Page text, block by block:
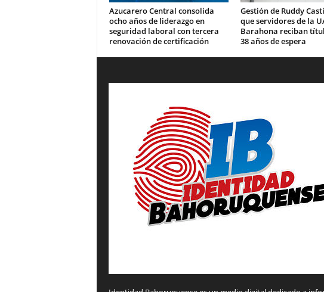
Azucarero Central consolida
ocho años de liderazgo en
seguridad laboral con tercera
renovación de certificación
Gestión de Ruddy
que servidores de la
Barahona reciban
38 años de espera